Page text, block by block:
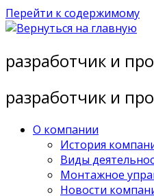
Перейти к содержимому
разработчик и
разработчик и
О компании
История
Виды
Монтажное
Новости